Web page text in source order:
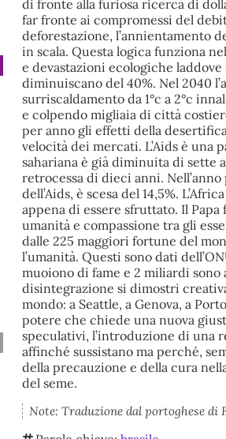
di fronte alla furiosa ricerca di
far fronte ai compromessi del
deforestazione, l’annientamento
in scala. Questa logica funziona
e devastazioni ecologiche
diminuiscano del 40%. Nel 2040
surriscaldamento da 1°c a 2°c
e colpendo migliaia di città
per anno gli effetti della
velocità dei mercati. L’Aids è una
sahariana è già diminuita di sette
retrocessa di dieci anni.
dell’Aids, è scesa del 14,5%.
appena di essere sfruttato. Il Papa
umanità e compassione tra gli
dalle 225 maggiori fortune del
l’umanità. Questi sono dati
muoiono di fame e 2 miliardi
disintegrazione si dimostri
mondo: a Seattle, a Genova, a
potere che chiede una nuova
speculativi, l’introduzione di una
affinché sussistano ma perché,
della precauzione e della cura
del seme.
Note: Traduzione dal portoghese di